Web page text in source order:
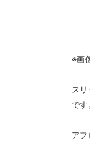
※画
ス
です
ア